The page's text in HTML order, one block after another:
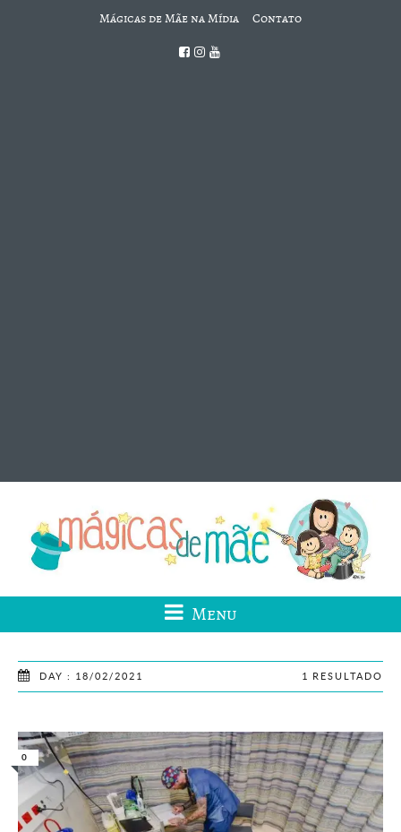
Mágicas de Mãe na Mídia Contato
Menu
DAY : 18/02/2021 1 RESULTADO
0